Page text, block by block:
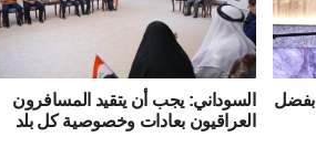
بفضل
السوداني: يجب أن يتقيد المسافرون
العراقيون بعادات وخصوصية كل بلد